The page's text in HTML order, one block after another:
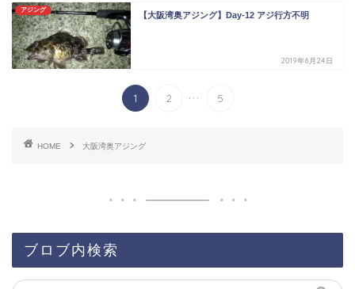
アジング
【大阪湾奥アジング】Day-12 アジ行方不明
2019年6月24日
1 2 ... 5
HOME 大阪湾奥アジング
ブロブ内検索